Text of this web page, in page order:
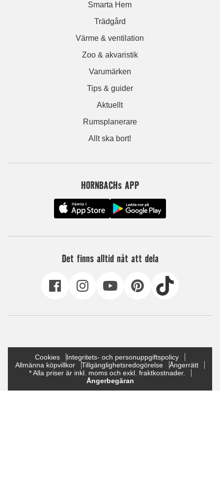
Smarta Hem
Trädgård
Värme & ventilation
Zoo & akvaristik
Varumärken
Tips & guider
Aktuellt
Rumsplanerare
Allt ska bort!
HORNBACHs APP
Det finns alltid nåt att dela
Cookies
Integritets- och personuppgiftspolicy
Allmänna köpvillkor
Tillgänglighetsredogörelse
Ångerrätt
* Alla priser är inkl. moms och exkl. fraktkostnader.
Ångerbegäran